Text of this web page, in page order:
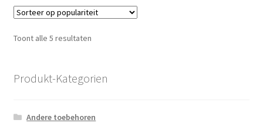
Toont alle 5 resultatenGesorteerd
Produkt-Kategorien
Andere toebehoren